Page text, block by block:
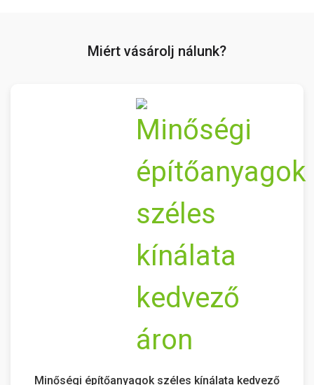
Miért vásárolj nálunk?
Minőségi építőanyagok széles kínálata kedvező